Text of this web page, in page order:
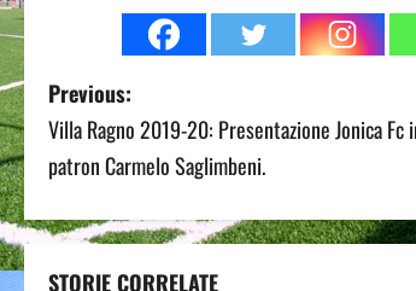
P
o
t
Previous:
Villa Ragno 2019-20: Presentazione Jonica
patron Carmelo Saglimbeni.
STORIE CORRELATE